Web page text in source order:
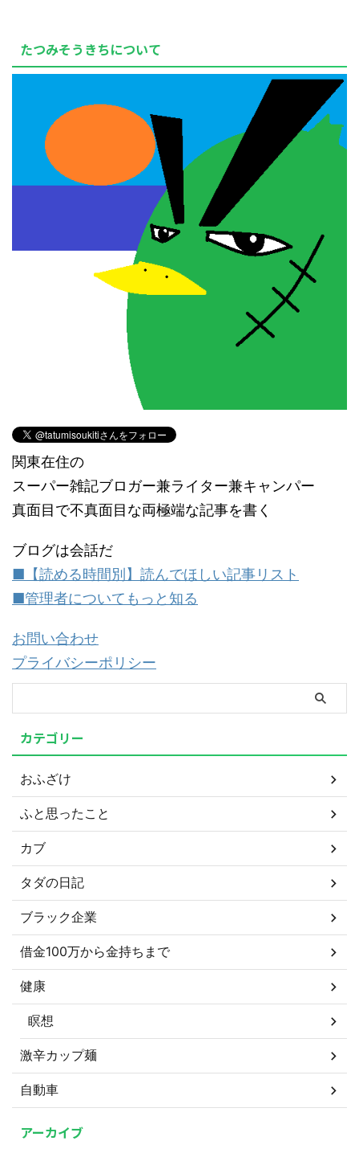
たつみそうきちについて
関東在住の
スーパー雑記ブロガー兼ライター兼キャンパー
真面目で不真面目な両極端な記事を書く
ブログは会話だ
■【読める時間別】読んでほしい記事リスト
■管理者についてもっと知る
お問い合わせ
プライバシーポリシー
カテゴリー
おふざけ
ふと思ったこと
カブ
タダの日記
ブラック企業
借金100万から金持ちまで
健康
瞑想
激辛カップ麺
自動車
アーカイブ